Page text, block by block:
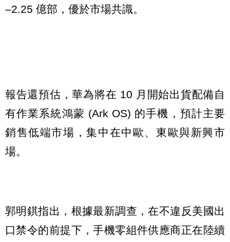
–2.25 億部，優於市場共識。
報告還預估，華為將在 10 月開始出貨配備自
有作業系統鴻蒙 (Ark OS) 的手機，預計主要
銷售低端市場，集中在中歐、東歐與新興市
場。
郭明錤指出，根據最新調查，在不違反美國出
口禁令的前提下，手機零組件供應商正在陸續